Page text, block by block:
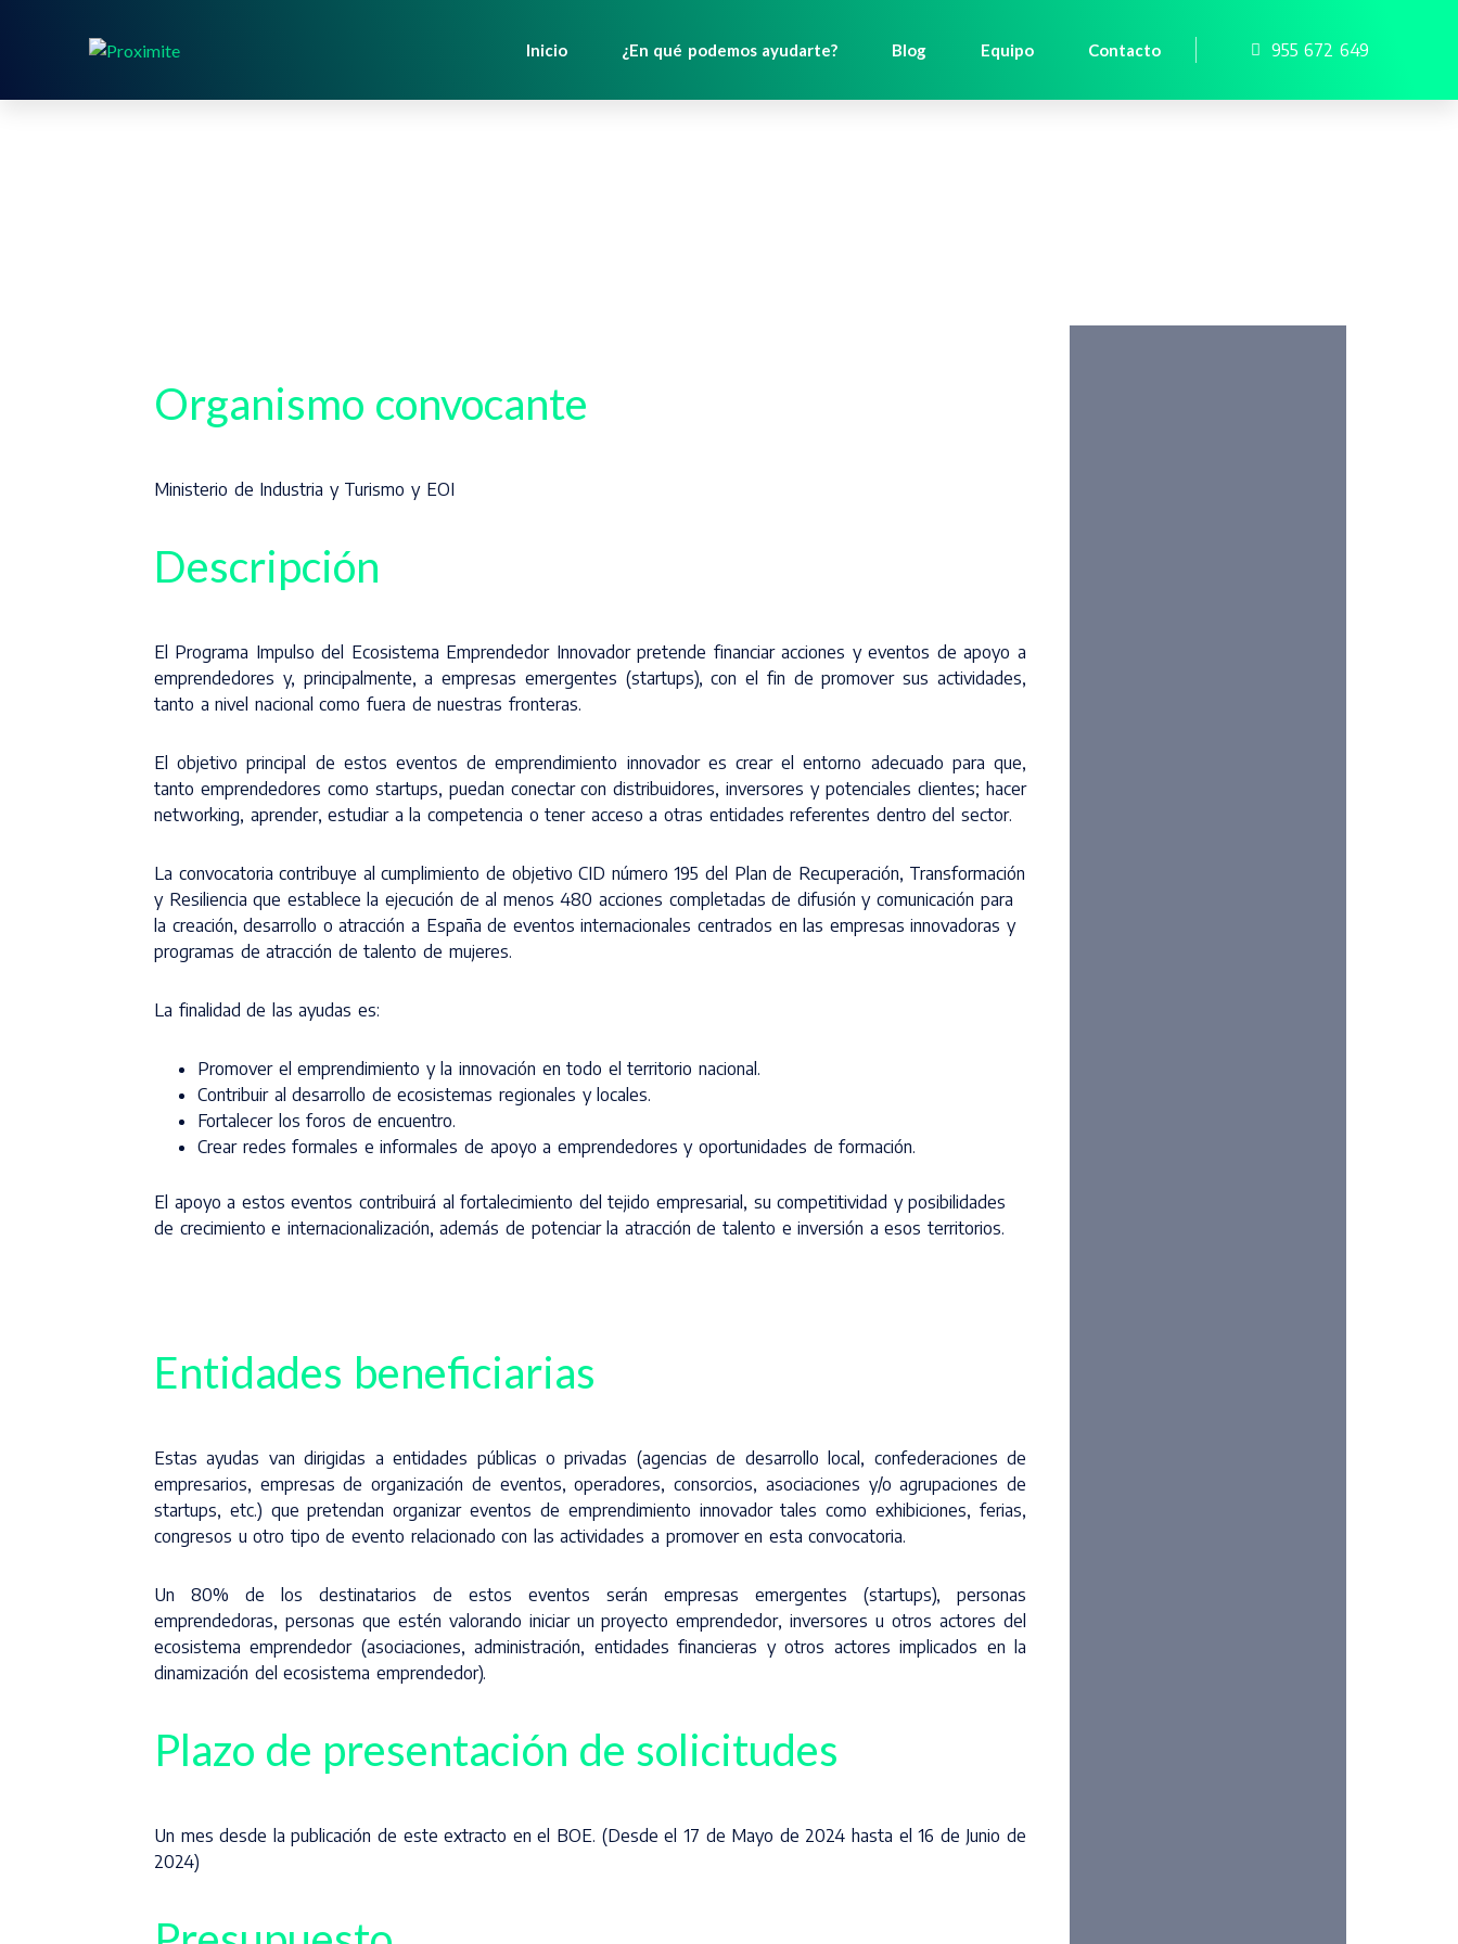
Inicio ¿En qué podemos ayudarte? Blog Equipo Contacto 955 672 649
Organismo convocante
Ministerio de Industria y Turismo y EOI
Descripción
El Programa Impulso del Ecosistema Emprendedor Innovador pretende financiar acciones y eventos de apoyo a
emprendedores y, principalmente, a empresas emergentes (startups), con el fin de promover sus actividades,
tanto a nivel nacional como fuera de nuestras fronteras.
El objetivo principal de estos eventos de emprendimiento innovador es crear el entorno adecuado para que,
tanto emprendedores como startups, puedan conectar con distribuidores, inversores y potenciales clientes; hacer
networking, aprender, estudiar a la competencia o tener acceso a otras entidades referentes dentro del sector.
La convocatoria contribuye al cumplimiento de objetivo CID número 195 del Plan de Recuperación, Transformación
y Resiliencia que establece la ejecución de al menos 480 acciones completadas de difusión y comunicación para
la creación, desarrollo o atracción a España de eventos internacionales centrados en las empresas innovadoras y
programas de atracción de talento de mujeres.
La finalidad de las ayudas es:
Promover el emprendimiento y la innovación en todo el territorio nacional.
Contribuir al desarrollo de ecosistemas regionales y locales.
Fortalecer los foros de encuentro.
Crear redes formales e informales de apoyo a emprendedores y oportunidades de formación.
El apoyo a estos eventos contribuirá al fortalecimiento del tejido empresarial, su competitividad y posibilidades
de crecimiento e internacionalización, además de potenciar la atracción de talento e inversión a esos territorios.
Entidades beneficiarias
Estas ayudas van dirigidas a entidades públicas o privadas (agencias de desarrollo local, confederaciones de
empresarios, empresas de organización de eventos, operadores, consorcios, asociaciones y/o agrupaciones de
startups, etc.) que pretendan organizar eventos de emprendimiento innovador tales como exhibiciones, ferias,
congresos u otro tipo de evento relacionado con las actividades a promover en esta convocatoria.
Un 80% de los destinatarios de estos eventos serán empresas emergentes (startups), personas
emprendedoras, personas que estén valorando iniciar un proyecto emprendedor, inversores u otros actores del
ecosistema emprendedor (asociaciones, administración, entidades financieras y otros actores implicados en la
dinamización del ecosistema emprendedor).
Plazo de presentación de solicitudes
Un mes desde la publicación de este extracto en el BOE. (Desde el 17 de Mayo de 2024 hasta el 16 de Junio de
2024)